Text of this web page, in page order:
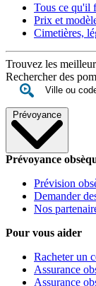
Tous ce qu'il
Prix et
Cimetières,
Trouvez les
Rechercher des
Prévoyance
Prévoyance
Prévision
Demander
Nos
Pour vous aider
Racheter un
Assurance
Assurance